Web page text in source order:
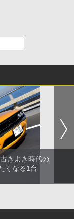
きよき時代の
くなる1台